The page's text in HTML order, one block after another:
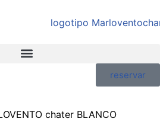
reservar